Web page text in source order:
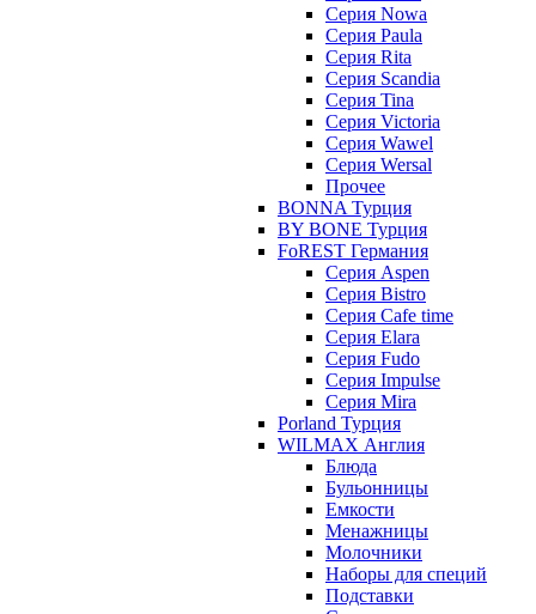
Серия Nowa
Серия Paula
Серия Rita
Серия Scandia
Серия Tina
Серия Victoria
Серия Wawel
Серия Wersal
Прочее
BONNA Турция
BY BONE Турция
FoREST Германия
Серия Aspen
Серия Bistro
Серия Cafe time
Серия Elara
Серия Fudo
Серия Impulse
Серия Mira
Porland Турция
WILMAX Англия
Блюда
Бульонницы
Емкости
Менажницы
Молочники
Наборы для специй
Подставки